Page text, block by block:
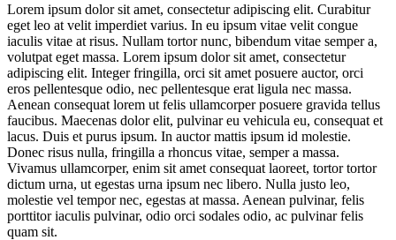
Lorem ipsum dolor sit amet, consectetur adipiscing elit. Curabitur
eget leo at velit imperdiet varius. In eu ipsum vitae velit congue
iaculis vitae at risus. Nullam tortor nunc, bibendum vitae semper a,
volutpat eget massa. Lorem ipsum dolor sit amet, consectetur
adipiscing elit. Integer fringilla, orci sit amet posuere auctor, orci
eros pellentesque odio, nec pellentesque erat ligula nec massa.
Aenean consequat lorem ut felis ullamcorper posuere gravida tellus
faucibus. Maecenas dolor elit, pulvinar eu vehicula eu, consequat et
lacus. Duis et purus ipsum. In auctor mattis ipsum id molestie.
Donec risus nulla, fringilla a rhoncus vitae, semper a massa.
Vivamus ullamcorper, enim sit amet consequat laoreet, tortor tortor
dictum urna, ut egestas urna ipsum nec libero. Nulla justo leo,
molestie vel tempor nec, egestas at massa. Aenean pulvinar, felis
porttitor iaculis pulvinar, odio orci sodales odio, ac pulvinar felis
quam sit.